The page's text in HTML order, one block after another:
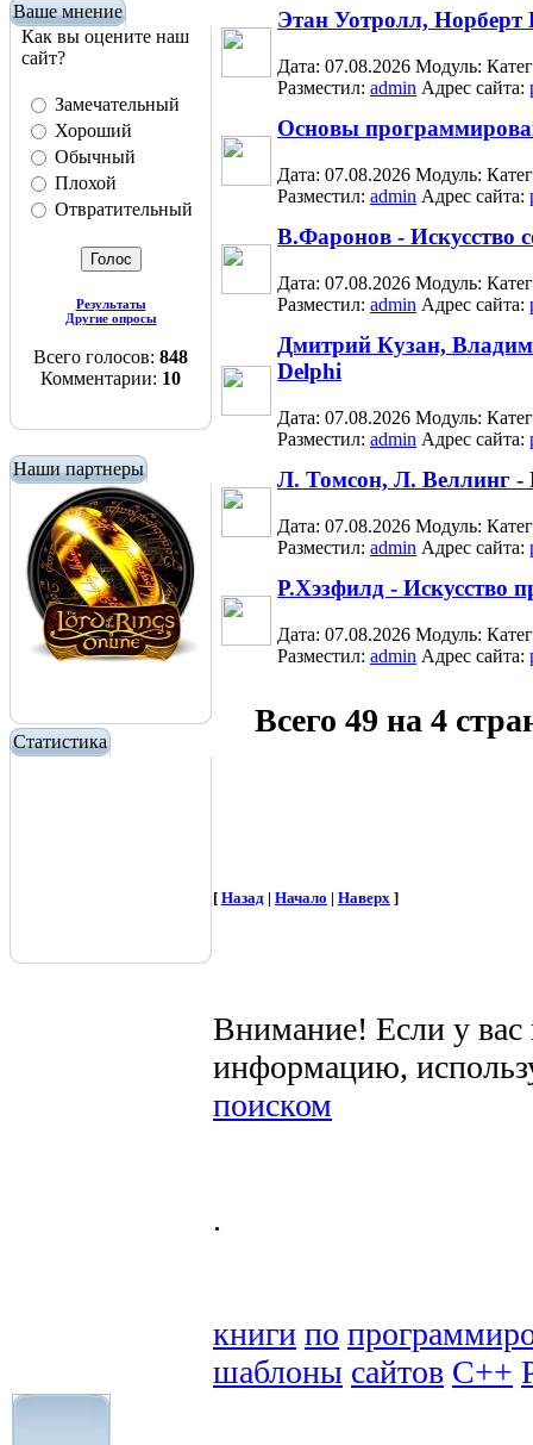
Ваше мнение
Как вы оцените наш
сайт?
Замечательный
Хороший
Обычный
Плохой
Отвратительный
Результаты
Другие опросы
Всего голосов: 848
Комментарии: 10
Наши партнеры
Статистика
Этан Уотролл, Норберт
Дата: 07.08.2026 Модуль:
Разместил: admin Адрес сайта:
Основы
Дата: 07.08.2026 Модуль:
Разместил: admin Адрес сайта:
В.Фаронов - Искусство
Дата: 07.08.2026 Модуль:
Разместил: admin Адрес сайта:
Дмитрий Кузан,
Delphi
Дата: 07.08.2026 Модуль:
Разместил: admin Адрес сайта:
Л. Томсон, Л. Веллинг -
Дата: 07.08.2026 Модуль:
Разместил: admin Адрес сайта:
Р.Хэзфилд - Искусство
Дата: 07.08.2026 Модуль:
Разместил: admin Адрес сайта:
Всего 49 на 4
[ Назад | Начало | Наверх ]
Внимание! Если у
информацию,
поиском
.
книги по
шаблоны сайтов C++